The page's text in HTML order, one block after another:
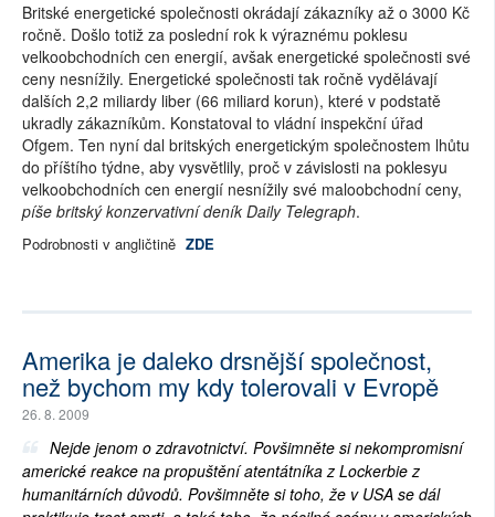
Britské energetické společnosti okrádají zákazníky až o 3000 Kč
ročně. Došlo totiž za poslední rok k výraznému poklesu
velkoobchodních cen energií, avšak energetické společnosti své
ceny nesnížily. Energetické společnosti tak ročně vydělávají
dalších 2,2 miliardy liber (66 miliard korun), které v podstatě
ukradly zákazníkům. Konstatoval to vládní inspekční úřad
Ofgem. Ten nyní dal britských energetickým společnostem lhůtu
do příštího týdne, aby vysvětlily, proč v závislosti na poklesyu
velkoobchodních cen energií nesnížily své maloobchodní ceny,
píše britský konzervativní deník Daily Telegraph.
Podrobnosti v angličtině ZDE
Amerika je daleko drsnější společnost,
než bychom my kdy tolerovali v Evropě
26. 8. 2009
Nejde jenom o zdravotnictví. Povšimněte si nekompromisní
americké reakce na propuštění atentátníka z Lockerbie z
humanitárních důvodů. Povšimněte si toho, že v USA se dál